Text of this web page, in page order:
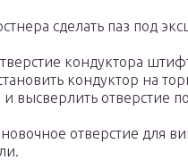
сделать паз под
кондуктора
кондуктор на
и высверлить отверстие
отверстие для